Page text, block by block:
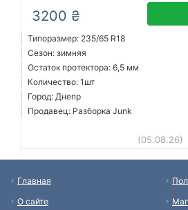
3200 ₴
Типоразмер: 235/65 R18
Сезон: зимняя
Остаток протектора: 6,5 мм
Количество: 1шт
Город: Днепр
Продавец: Разборка Junk
(05.08.26)
Главная
О сайте